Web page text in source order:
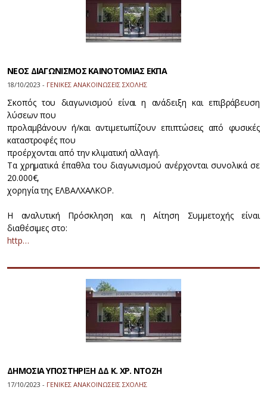
ΝΕΟΣ ΔΙΑΓΩΝΙΣΜΟΣ ΚΑΙΝΟΤΟΜΙΑΣ ΕΚΠΑ
18/10/2023 - ΓΕΝΙΚΕΣ ΑΝΑΚΟΙΝΩΣΕΙΣ ΣΧΟΛΗΣ
Σκοπός του διαγωνισμού είναι η ανάδειξη και επιβράβευση
λύσεων που
προλαμβάνουν ή/και αντιμετωπίζουν επιπτώσεις από φυσικές
καταστροφές που
προέρχονται από την κλιματική αλλαγή.
Τα χρηματικά έπαθλα του διαγωνισμού ανέρχονται συνολικά σε
20.000€,
χορηγία της ΕΛΒΑΛΧΑΛΚΟΡ.
Η αναλυτική Πρόσκληση και η Αίτηση Συμμετοχής είναι
διαθέσιμες στο:
http…
ΔΗΜΟΣΙΑ ΥΠΟΣΤΗΡΙΞΗ ΔΔ Κ. ΧΡ. ΝΤΟΖΗ
17/10/2023 - ΓΕΝΙΚΕΣ ΑΝΑΚΟΙΝΩΣΕΙΣ ΣΧΟΛΗΣ